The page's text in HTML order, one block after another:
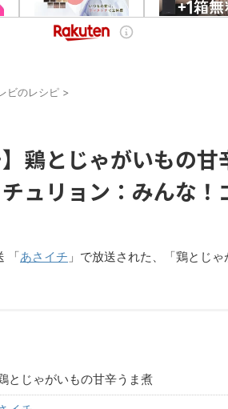
ビのレシピ >
】鶏とじゃがいもの
ュリョン：みんな！
「あさイチ 」で放送された、「鶏とじ
とじゃがいもの甘辛うま煮